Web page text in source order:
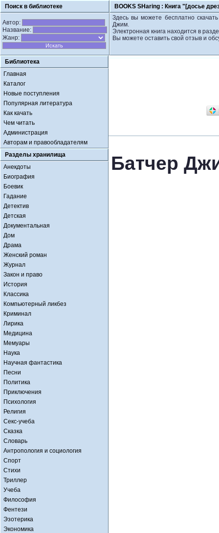
Поиск в библиотеке BOOKS SHaring : Книга "[досье
Автор:
Название:
Жанр:
Здесь вы можете бесплатно
Джим.
Электронная книга находится в
Вы можете оставить свой отзыв и
Библиотека
Главная
Каталог
Новые поступления
Популярная литература
Как качать
Чем читать
Администрация
Авторам и правообладателям
Разделы хранилища
Анекдоты
Биография
Боевик
Гадание
Детектив
Детская
Документальная
Дом
Драма
Женский роман
Журнал
Закон и право
История
Классика
Компьютерный ликбез
Криминал
Лирика
Медицина
Мемуары
Наука
Научная фантастика
Песни
Политика
Приключения
Психология
Религия
Секс-учеба
Сказка
Словарь
Антропология и социология
Спорт
Стихи
Триллер
Учеба
Философия
Фентези
Эзотерика
Экономика
Батчер